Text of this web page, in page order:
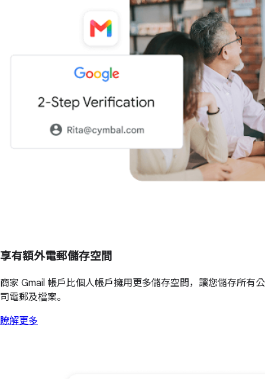
享有額外電郵儲存空間
商家 Gmail 帳戶比個人帳戶擁用更多儲存空間，讓您儲存所有公
司電郵及檔案。
瞭解更多